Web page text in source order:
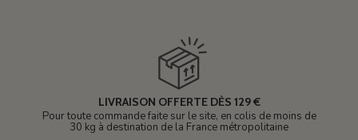
LIVRAISON OFFERTE DÈS 129 €
Pour toute commande faite sur le site, en colis de moins de
30 kg à destination de la France métropolitaine